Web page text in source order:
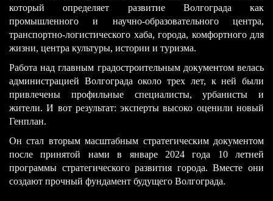
который определяет развитие Волгограда как
промышленного и научно-образовательного центра,
транспортно-логистического хаба, города, комфортного для
жизни, центра культуры, истории и туризма.
Работа над главным градостроительным документом велась
администрацией Волгограда около трех лет, к ней были
привлечены профильные специалисты, урбанисты и
жители. И вот результат: эксперты высоко оценили новый
Генплан.
Он стал вторым масштабным стратегическим документом
после принятой нами в январе 2024 года 10 летней
программы стратегического развития города. Вместе они
создают прочный фундамент будущего Волгограда.